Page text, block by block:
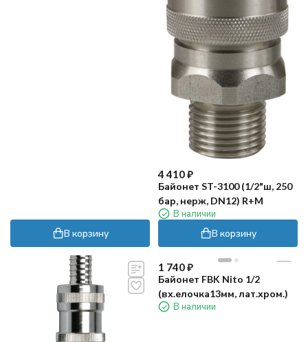
В корзину
4 410₽
Байонет ST-3100 (1/2"ш, 250
бар, нерж, DN12) R+M
В наличии
В корзину
1 740₽
Байонет FBK Nito 1/2
(вх.елочка13мм, лат.хром.)
В наличии